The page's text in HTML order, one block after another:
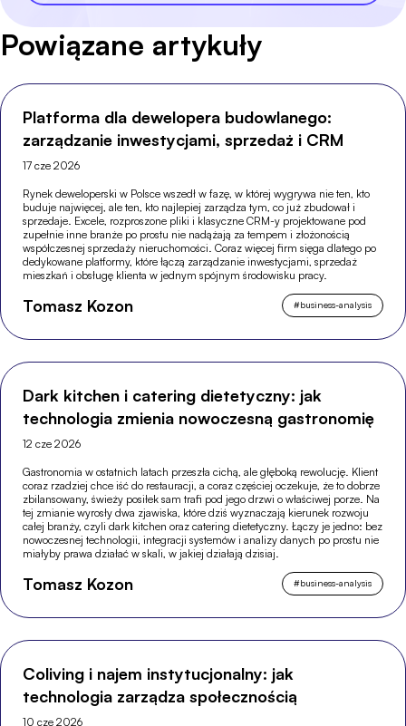
Powiązane artykuły
Platforma dla dewelopera budowlanego:
zarządzanie inwestycjami, sprzedaż i CRM
17 cze 2026
Rynek deweloperski w Polsce wszedł w fazę, w której wygrywa nie ten, kto
buduje najwięcej, ale ten, kto najlepiej zarządza tym, co już zbudował i
sprzedaje. Excele, rozproszone pliki i klasyczne CRM-y projektowane pod
zupełnie inne branże po prostu nie nadążają za tempem i złożonością
współczesnej sprzedaży nieruchomości. Coraz więcej firm sięga dlatego po
dedykowane platformy, które łączą zarządzanie inwestycjami, sprzedaż
mieszkań i obsługę klienta w jednym spójnym środowisku pracy.
Tomasz Kozon #business-analysis
Dark kitchen i catering dietetyczny: jak
technologia zmienia nowoczesną gastronomię
12 cze 2026
Gastronomia w ostatnich latach przeszła cichą, ale głęboką rewolucję. Klient
coraz rzadziej chce iść do restauracji, a coraz częściej oczekuje, że to dobrze
zbilansowany, świeży posiłek sam trafi pod jego drzwi o właściwej porze. Na
tej zmianie wyrosły dwa zjawiska, które dziś wyznaczają kierunek rozwoju
całej branży, czyli dark kitchen oraz catering dietetyczny. Łączy je jedno: bez
nowoczesnej technologii, integracji systemów i analizy danych po prostu nie
miałyby prawa działać w skali, w jakiej działają dzisiaj.
Tomasz Kozon #business-analysis
Coliving i najem instytucjonalny: jak
technologia zarządza społecznością
10 cze 2026